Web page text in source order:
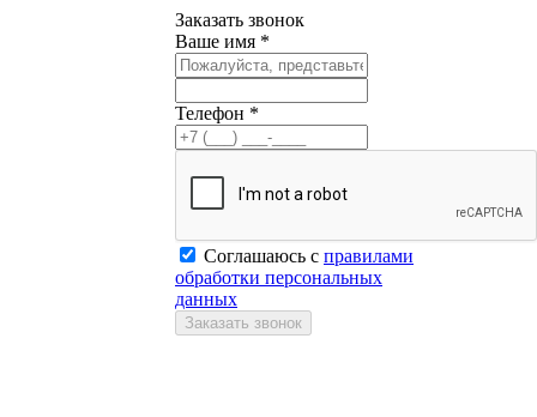
Заказать звонок
Ваше имя *
Телефон *
Соглашаюсь с правилами
обработки персональных
данных